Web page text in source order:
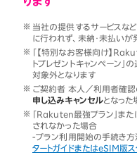
当社の提供するサービスな
に行われず、未納・未払い
「【特別なお客様向け】
トプレゼントキャンペーン」
対象外となります
ご契約者 本人／利用者確
申し込みキャンセルとなった
「Rakuten最強プラン」ま
されなかった場合
-プラン利用開始の手続き方
タートガイドまたはeSIM版ス